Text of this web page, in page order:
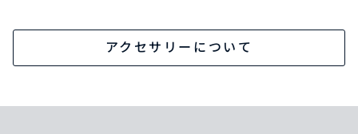
アクセサリーについて